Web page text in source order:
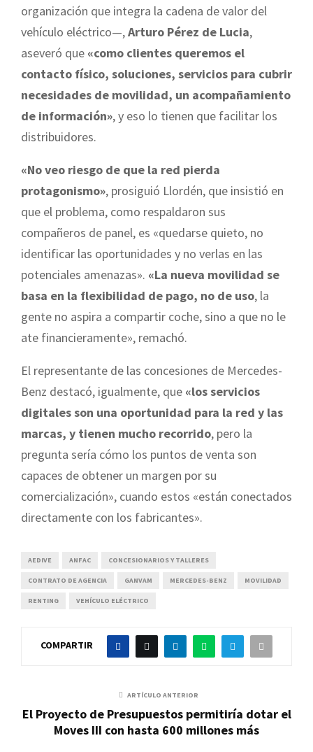
organización que integra la cadena de valor del
vehículo eléctrico—,Arturo Pérez de Lucia,
aseveró que «como clientes queremos el
contacto físico, soluciones, servicios para cubrir
necesidades de movilidad, un acompañamiento
de información», y eso lo tienen que facilitar los
distribuidores.
«No veo riesgo de que la red pierda
protagonismo», prosiguió Llordén, que insistió en
que el problema, como respaldaron sus
compañeros de panel, es «quedarse quieto, no
identificar las oportunidades y no verlas en las
potenciales amenazas». «La nueva movilidad se
basa en la flexibilidad de pago, no de uso, la
gente no aspira a compartir coche, sino a que no le
ate financieramente», remachó.
El representante de las concesiones de Mercedes-
Benz destacó, igualmente, que «los servicios
digitales son una oportunidad para la red y las
marcas, y tienen mucho recorrido, pero la
pregunta sería cómo los puntos de venta son
capaces de obtener un margen por su
comercialización», cuando estos «están conectados
directamente con los fabricantes».
AEDIVE ANFAC CONCESIONARIOS Y TALLERES
CONTRATO DE AGENCIA GANVAM MERCEDES-BENZ MOVILIDAD
RENTING VEHÍCULO ELÉCTRICO
COMPARTIR
ARTÍCULO ANTERIOR
El Proyecto de Presupuestos permitiría dotar el
Moves III con hasta 600 millones más